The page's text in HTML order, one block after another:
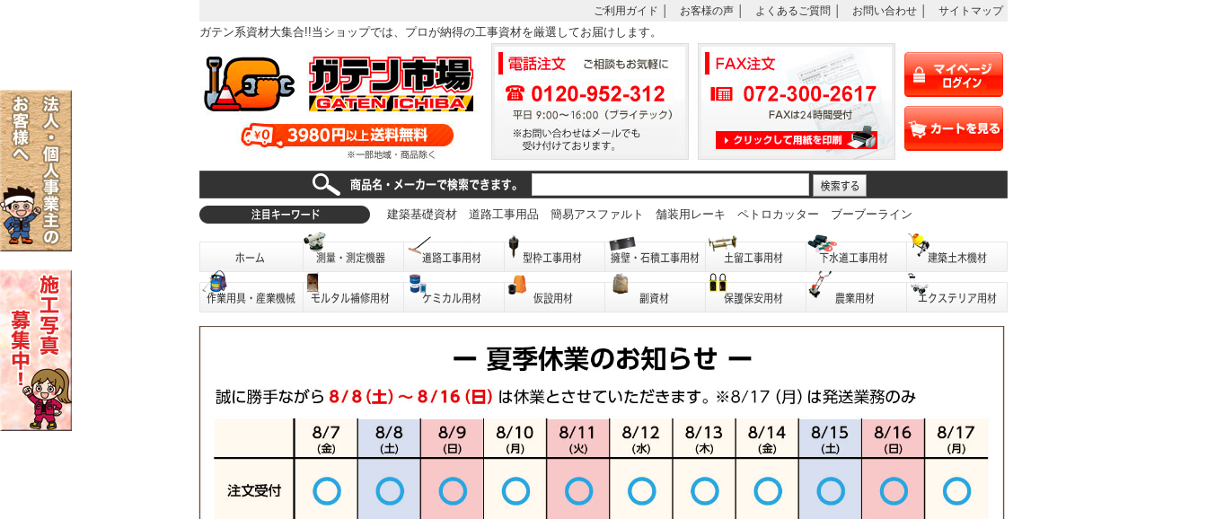
ご利用ガイド お客様の声 よくあるご質問 お問い合わせ サイトマップ
ガテン系資材大集合!!当ショップでは、プロが納得の工事資材を厳選してお届けします。
建築基礎資材 道路工事用品 簡易アスファルト 舗装用レーキ ペトロカッター ブーブーライン